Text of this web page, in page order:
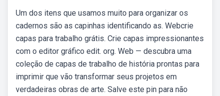
Um dos itens que usamos muito para organizar os
cadernos são as capinhas identificando as. Webcrie
capas para trabalho grátis. Crie capas impressionantes
com o editor gráfico edit. org. Web — descubra uma
coleção de capas de trabalho de história prontas para
imprimir que vão transformar seus projetos em
verdadeiras obras de arte. Salve este pin para não